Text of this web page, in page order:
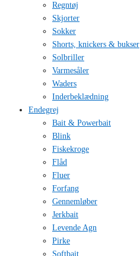
Regntøj
Skjorter
Sokker
Shorts, knickers & bukser
Solbriller
Varmesåler
Waders
Inderbeklædning
Endegrej
Bait & Powerbait
Blink
Fiskekroge
Flåd
Fluer
Forfang
Gennemløber
Jerkbait
Levende Agn
Pirke
Softbait